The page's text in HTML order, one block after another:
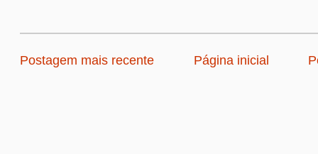
Postagem mais recente Página inicial